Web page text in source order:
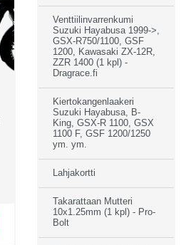
Venttiilinvarrenkumi
Suzuki Hayabusa 1999->,
GSX-R750/1100, GSF
1200, Kawasaki ZX-12R,
ZZR 1400 (1 kpl) -
Dragrace.fi
Kiertokangenlaakeri
Suzuki Hayabusa, B-
King, GSX-R 1100, GSX
1100 F, GSF 1200/1250
ym. ym.
Lahjakortti
Takarattaan Mutteri
10x1.25mm (1 kpl) - Pro-
Bolt